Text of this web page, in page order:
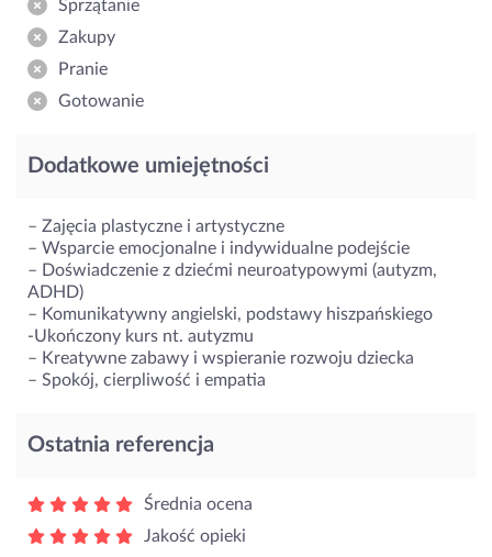
Sprzątanie
Zakupy
Pranie
Gotowanie
Dodatkowe umiejętności
– Zajęcia plastyczne i artystyczne
– Wsparcie emocjonalne i indywidualne podejście
– Doświadczenie z dziećmi neuroatypowymi (autyzm,
ADHD)
– Komunikatywny angielski, podstawy hiszpańskiego
-Ukończony kurs nt. autyzmu
– Kreatywne zabawy i wspieranie rozwoju dziecka
– Spokój, cierpliwość i empatia
Ostatnia referencja
Średnia ocena
Jakość opieki